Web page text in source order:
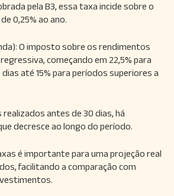
pela B3, essa taxa incide sobre o
0,25% ao ano.
O imposto sobre os rendimentos
começando em 22,5% para
até 15% para períodos superiores a
realizados antes de 30 dias, há
decresce ao longo do período.
é importante para uma projeção real
facilitando a comparação com